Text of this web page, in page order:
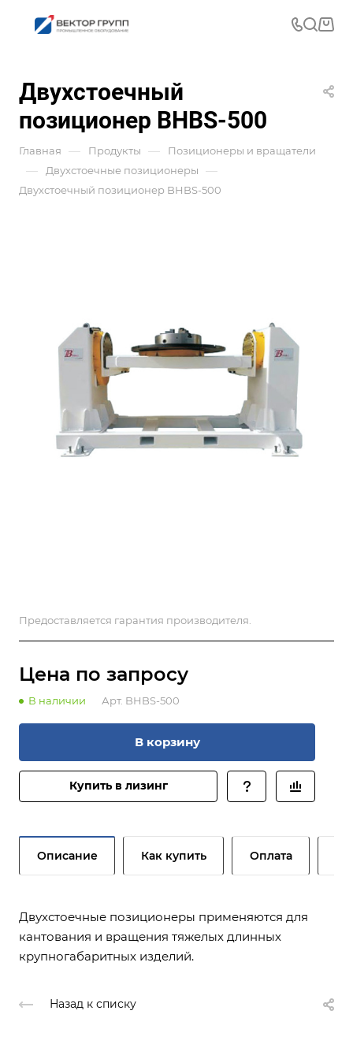
Двухстоечный
позиционер BHBS-500
Главная — Продукты — Позиционеры и вращатели
— Двухстоечные позиционеры —
Двухстоечный позиционер BHBS-500
Предоставляется гарантия производителя.
Цена по запросу
В наличии Арт. BHBS-500
В корзину
Купить в лизинг
Описание Как купить Оплата
Двухстоечные позиционеры применяются для
кантования и вращения тяжелых длинных
крупногабаритных изделий.
Назад к списку